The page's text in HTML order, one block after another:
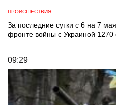
ПРОИСШЕСТВИЯ
За последние сутки с 6 на 7
фронте войны с Украиной 1270
09:29